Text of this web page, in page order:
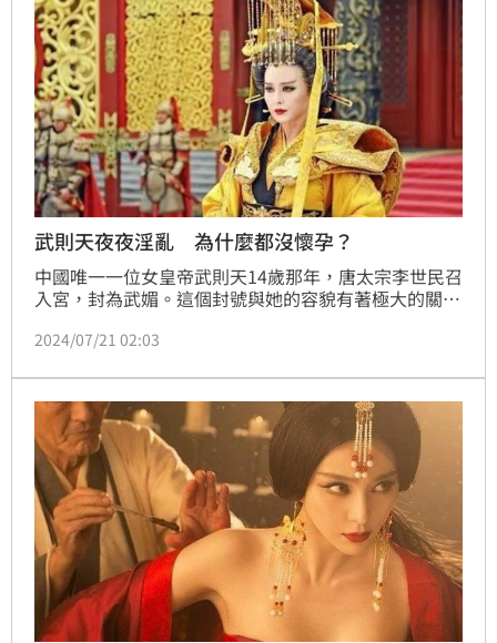
武則天夜夜淫亂 為什麼都沒懷孕？
中國唯一一位女皇帝武則天14歲那年，唐太宗李世民召
入宮，封為武媚。這個封號與她的容貌有著極大的關
個才人。在皇宮之中，才人的地位也僅僅比宮女高一
2024/07/21 02:03